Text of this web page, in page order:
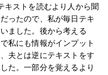
キストを読むより人から聞
ったので、私が毎日テキ
ました。後から考える
私にも情報がインプット
夫とは逆にテキストをす
た。一部分を覚えるより